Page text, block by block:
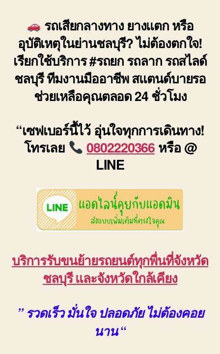
รถเสียกลางทาง ยางแตก หรือ
อุบัติเหตุในย่านชลบุรี? ไม่ต้องตกใจ!
เรียกใช้บริการ #รถยก รถลาก รถสไลด์
ชลบุรี ทีมงานมืออาชีพ สแตนด์บายรอ
ช่วยเหลือคุณตลอด 24 ชั่วโมง
“เซฟเบอร์นี้ไว้ อุ่นใจทุกการเดินทาง!
โทรเลย
0802220366 หรือ @
LINE
บริการรับขนย้ายรถยนต์ทุกพื่นที่จังหวัด
ชลบุรี และจังหวัดใกล้เคียง
” รวดเร็ว มั่นใจ ปลอดภัย ไม่ต้องคอย
นาน“